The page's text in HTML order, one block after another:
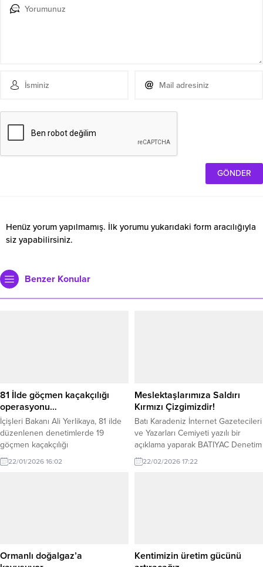
Henüz yorum yapılmamış. İlk yorumu yukarıdaki form aracılığıyla
siz yapabilirsiniz.
Benzer Konular
81 İlde göçmen kaçakçılığı
operasyonu…
İçişleri Bakanı Ali Yerlikaya, 81 ilde
düzenlenen denetimlerde 19
göçmen kaçakçılığı
organizatörünün yakalandığını, 372
bini aşkın kişinin kimlik
denetimler gerçekleştirildiğini
duyurdu. Yerlikaya’nın paylaştığı
22/01/2026 16:02
Meslektaşlarımıza Saldırı
Kırmızı Çizgimizdir!
Batı Karadeniz İnternet Gazetecileri
ve Yazarları Cemiyeti yazılı bir
açıklama yaparak BATIYAC Denetim
Kurulu Başkanı Kaan Kocaman’a
yapılan saldırıyı kınadı. BATİYAC
gelmiştir. Dün Kdz.Ereğli Şehit Vefa
Karakurdu...
22/02/2026 17:22
Ormanlı doğalgaz’a
Kentimizin üretim gücünü